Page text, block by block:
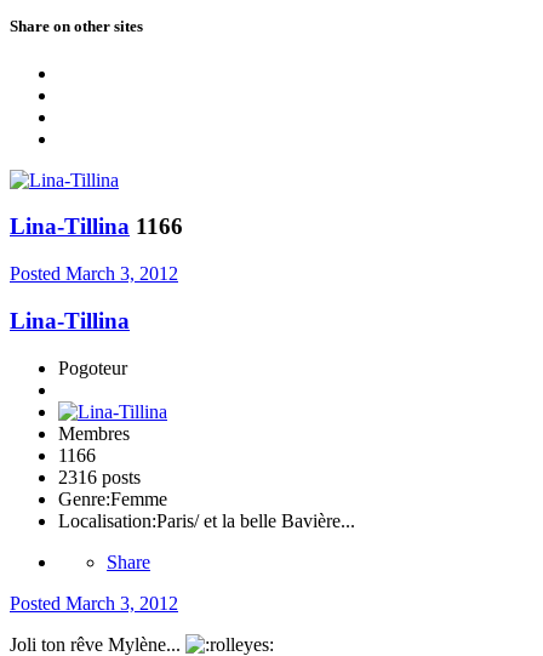
Share on other sites
Lina-Tillina 1166
Posted March 3, 2012
Lina-Tillina
Pogoteur
Membres
1166
2316 posts
Genre:Femme
Localisation:Paris/ et la belle Bavière...
Share
Posted March 3, 2012
Joli ton rêve Mylène...